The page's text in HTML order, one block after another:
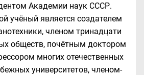
Академии наук СССР.
учёный является создателем
членом тринадцати
обществ, почётным доктором
многих отечественных
университетов, членом-